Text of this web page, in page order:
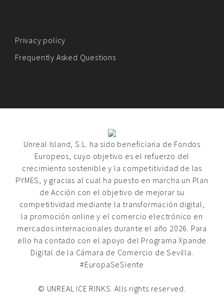
Privacy policy
Frequently Asked Questions
Unreal Island, S.L. ha sido beneficiaria de Fondos
Europeos, cuyo objetivo es el refuerzo del
crecimiento sostenible y la competitividad de las
PYMES, y gracias al cual ha puesto en marcha un Plan
de Acción con el objetivo de mejorar su
competitividad mediante la transformación digital,
la promoción online y el comercio electrónico en
mercados internacionales durante el año 2026. Para
ello ha contado con el apoyo del Programa Xpande
Digital de la Cámara de Comercio de Sevilla.
#EuropaSeSiente
© UNREAL ICE RINKS. Alls rights reserved.